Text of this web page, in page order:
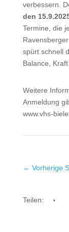
verbessern.
den
Termine, die
spürt schnell
Balance,
Weitere
Anmeldung
www.vhs-
← Vorherige
Teilen: